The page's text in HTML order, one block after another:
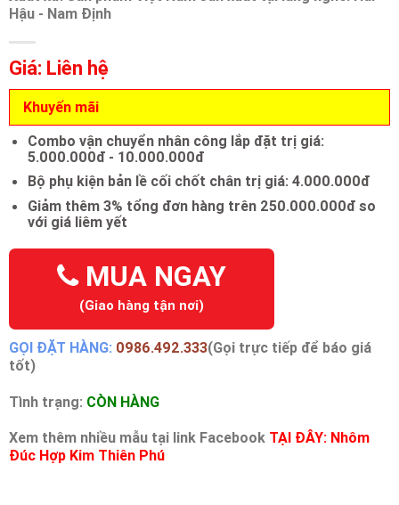
Hậu - Nam Định
Giá: Liên hệ
Khuyến mãi
Combo vận chuyển nhân công lắp đặt trị giá:
5.000.000đ - 10.000.000đ
Bộ phụ kiện bản lề cối chốt chân trị giá: 4.000.000đ
Giảm thêm 3% tổng đơn hàng trên 250.000.000đ so
với giá liêm yết
MUA NGAY
(Giao hàng tận nơi)
GỌI ĐẶT HÀNG: 0986.492.333(Gọi trực tiếp để báo giá
tốt)
Tình trạng: CÒN HÀNG
Xem thêm nhiều mẫu tại link Facebook TẠI ĐÂY: Nhôm
Đúc Hợp Kim Thiên Phú